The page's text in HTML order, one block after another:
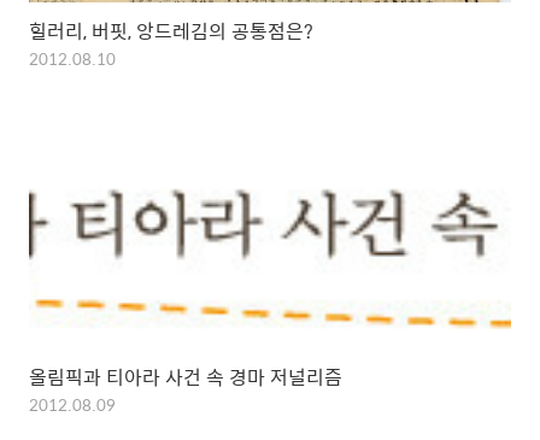
힐러리, 버핏, 앙드레김의 공통점은?
2012.08.10
올림픽과 티아라 사건 속 경마 저널리즘
2012.08.09